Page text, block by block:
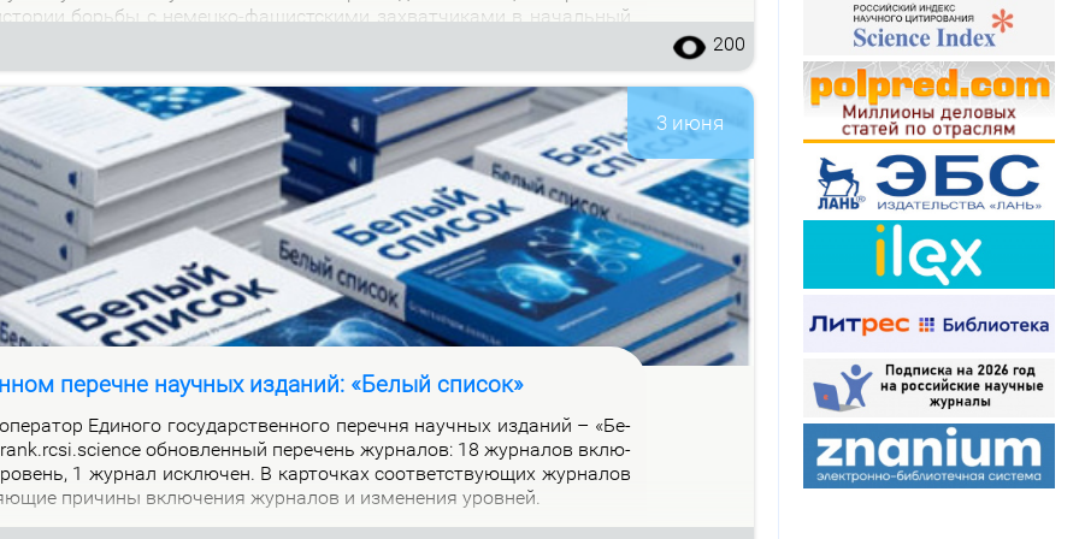
борь­бы с немец­ко-фа­шист­ски­ми за­хват­чи­ка­ми в на­чаль­ный
200
3 июня
перечне научных изданий: «Белый список»
Еди­но­го го­судар­ствен­но­го пе­реч­ня на­уч­ных из­да­ний – «Бе­
об­нов­лен­ный пе­ре­чень жур­на­лов: 18 жур­на­лов вклю­
1 жур­нал ис­клю­чен. В кар­точ­ках со­от­вет­ству­ю­щих жур­на­лов
при­чи­ны вклю­че­ния жур­на­лов и из­ме­не­ния уров­ней.